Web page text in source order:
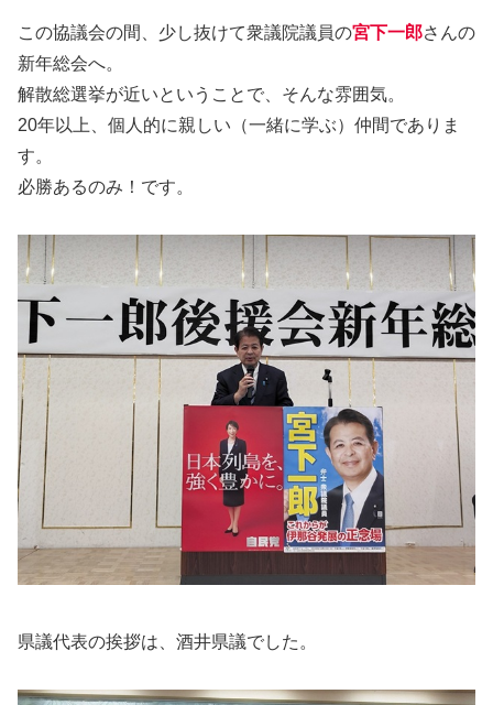
この協議会の間、少し抜けて衆議院議員の宮下一郎さんの
新年総会へ。
解散総選挙が近いということで、そんな雰囲気。
20年以上、個人的に親しい（一緒に学ぶ）仲間でありま
す。
必勝あるのみ！です。
県議代表の挨拶は、酒井県議でした。